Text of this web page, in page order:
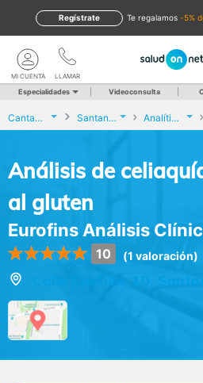
te regalamos -5%
Regístrate
LLAMAR
MI CUENTA
Especialidades Videoconsulta
Cantabria Santander Analíticas y Genética
Análisis de
al gluten
Eurofins Análisis
10 (1 valoración)